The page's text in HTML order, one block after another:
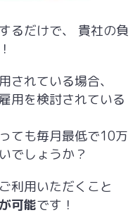
るだけで、 貴社の負
されている場合、
用を検討されている
ても毎月最低で10万
でしょうか？
利用いただくこと
可能です！